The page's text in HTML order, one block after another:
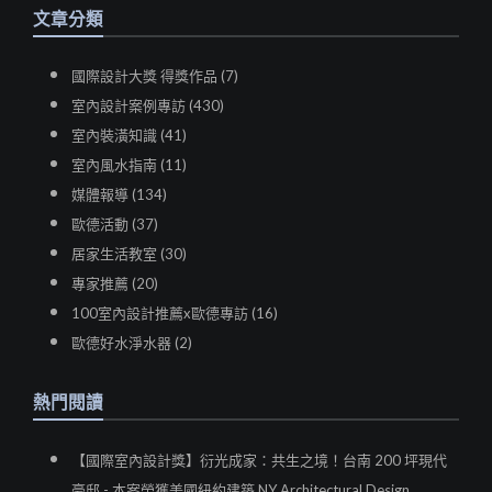
文章分類
國際設計大獎 得獎作品 (7)
室內設計案例專訪 (430)
室內裝潢知識 (41)
室內風水指南 (11)
媒體報導 (134)
歐德活動 (37)
居家生活教室 (30)
專家推薦 (20)
100室內設計推薦x歐德專訪 (16)
歐德好水淨水器 (2)
熱門閱讀
【國際室內設計獎】衍光成家：共生之境！台南 200 坪現代